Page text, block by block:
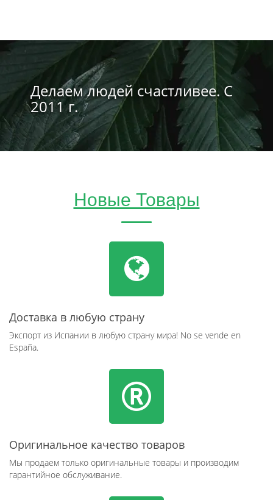
Делаем людей счастливее. С
2011 г.
Новые Товары
Доставка в любую страну
Экспорт из Испании в любую страну мира! No se vende en
España.
Оригинальное качество товаров
Мы продаем только оригинальные товары и производим
гарантийное обслуживание.